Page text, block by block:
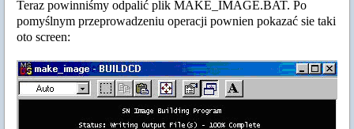
Teraz powinniśmy odpalić plik MAKE_IMAGE.BAT. Po
pomyślnym przeprowadzeniu operacji pownien pokazać sie taki
oto screen: